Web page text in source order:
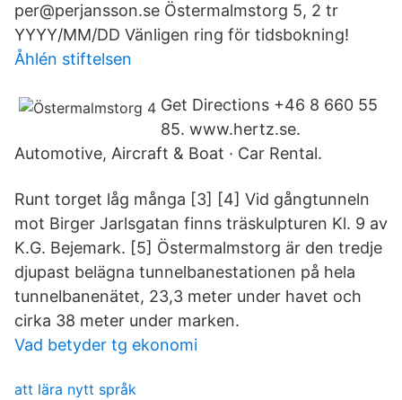
per@perjansson.se Östermalmstorg 5, 2 tr
YYYY/MM/DD Vänligen ring för tidsbokning!
Åhlén stiftelsen
Get Directions +46 8 660 55
85. www.hertz.se.
Automotive, Aircraft & Boat · Car Rental.
Runt torget låg många [3] [4] Vid gångtunneln
mot Birger Jarlsgatan finns träskulpturen Kl. 9 av
K.G. Bejemark. [5] Östermalmstorg är den tredje
djupast belägna tunnelbanestationen på hela
tunnelbanenätet, 23,3 meter under havet och
cirka 38 meter under marken.
Vad betyder tg ekonomi
att lära nytt språk